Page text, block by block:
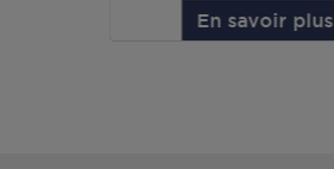
En savoir plus